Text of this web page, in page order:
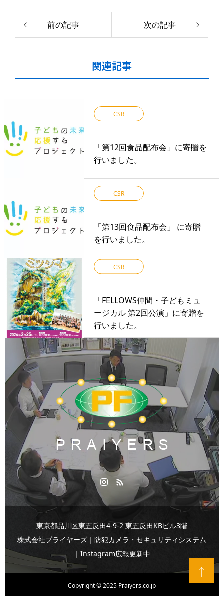
前の記事 次の記事
関連記事
CSR
「第12回食品配布会」に寄贈を
行いました。
CSR
「第13回食品配布会」 に寄贈
を行いました。
CSR
「FELLOWS仲間・子どもミュ
ージカル 第2回公演」に寄贈を
行いました。
東京都品川区東五反田4-9-2 東五反田KBビル3階
株式会社プライヤーズ｜防犯カメラ・セキュリティシステム
｜Instagram広報更新中
Copyright © 2025 Praiyers.co.jp